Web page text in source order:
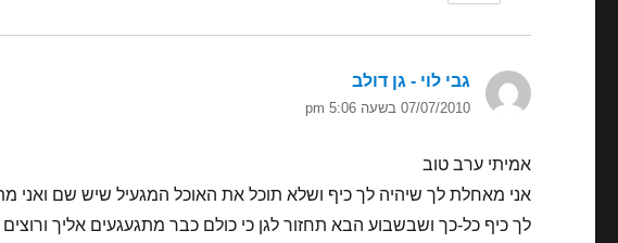
גבי לוי - גן דולב
07/07/2010 בשעה 5:06 pm
אמיתי ערב טוב
אני מאחלת לך שיהיה לך כיף ושלא תוכל את האוכל המגעיל שיש שם ואני
לך כיף כל-כך ושבשבוע הבא תחזור לגן כי כולם כבר מתגעגעים אליך